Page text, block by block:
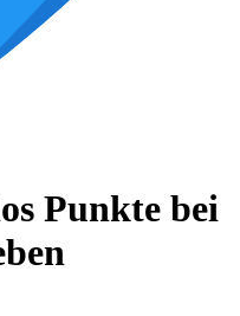
Punkte bei